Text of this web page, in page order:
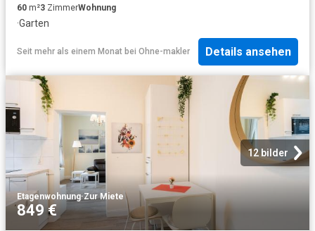
60 m²3 ZimmerWohnung
·Garten
Seit mehr als einem Monat bei Ohne-makler Details ansehen
12 bilder
Etagenwohnung·Zur Miete
849 €